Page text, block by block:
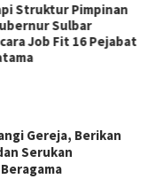
Struktur Pimpinan
Sulbar
Job Fit 16 Pejabat
Gereja, Berikan
Serukan